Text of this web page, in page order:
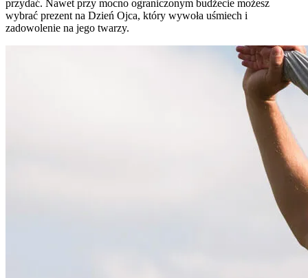
przydać. Nawet przy mocno ograniczonym budżecie możesz
wybrać prezent na Dzień Ojca, który wywoła uśmiech i
zadowolenie na jego twarzy.